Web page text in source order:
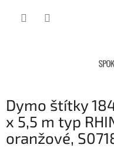
Dymo štítky
x 5,5 m typ
oranžové,